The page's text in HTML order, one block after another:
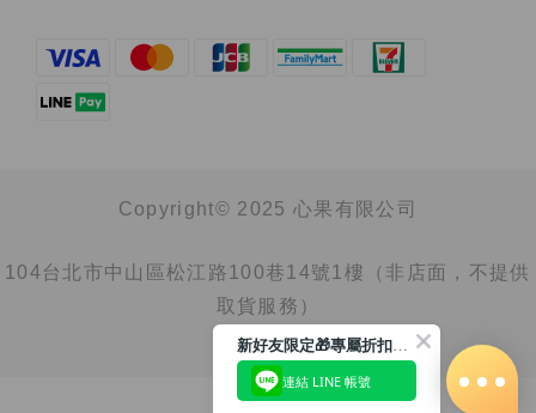
Copyright© 2025 心果有限公司
104台北市中山區松江路100巷14號1樓（非店面，不提供
取貨服務）
新好友限定🎁專屬折扣馬上領
連結 LINE 帳號